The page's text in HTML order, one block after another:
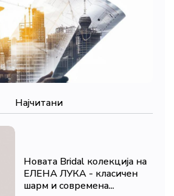
Најчитани
Новата Bridal колекција на
ЕЛЕНА ЛУКА - класичен
шарм и современа...